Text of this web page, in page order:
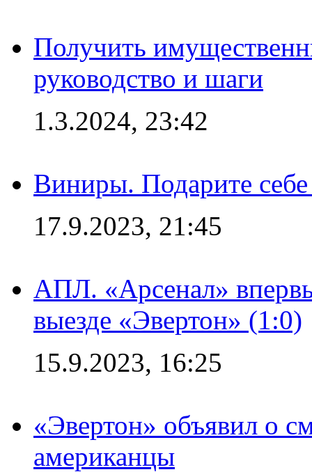
Получить
руководство и шаги
1.3.2024, 23:42
Виниры. Подарите
17.9.2023, 21:45
АПЛ. «Арсенал»
выезде «Эвертон» (1:0)
15.9.2023, 16:25
«Эвертон» объявил о
американцы